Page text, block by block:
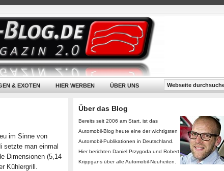
& EXOTEN HIER WERBEN ÜBER UNS
im Sinne von
setzte man einmal
Dimensionen (5,14
Kühlergrill.
Über das Blog
Bereits seit 2006 am Start, ist das
Automobil-Blog heute eine der wichtigsten
Automobil-Publikationen in Deutschland.
Hier berichten Daniel Przygoda und Robert
Krippgans über alle Automobil-Neuheiten.